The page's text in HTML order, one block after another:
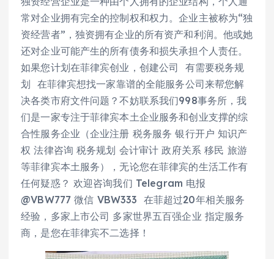
常对企业拥有完全的控制权和权力。企业主被称为“独
资经营者”，独资拥有企业的所有资产和利润。他或她
还对企业可能产生的所有债务和损失承担个人责任。
如果您计划在菲律宾创业，创建公司 有需要税务规
划 在菲律宾想找一家靠谱的全能服务公司来帮您解
决各类市府文件问题？不妨联系我们998事务所，我
们是一家专注于菲律宾本土企业服务和创业支撑的综
合性服务企业（企业注册 税务服务 银行开户 知识产
权 法律咨询 税务规划 会计审计 政府关系 移民 旅游
等菲律宾本土服务），无论您在菲律宾的生活工作有
任何疑惑？ 欢迎咨询我们 Telegram 电报
@VBW777 微信 VBW333 在菲超过20年相关服务
经验，多家上市公司 多家世界五百强企业 指定服务
商，是您在菲律宾不二选择！